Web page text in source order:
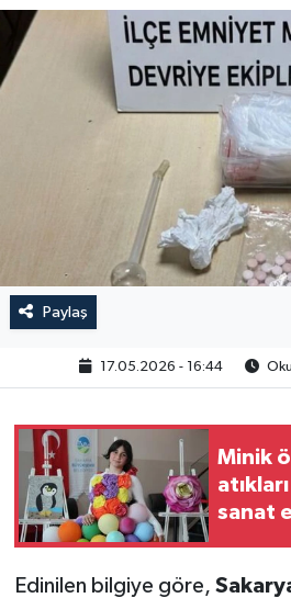
Paylaş
17.05.2026 - 16:44
Minik
sanat
Edinilen bilgiye göre,